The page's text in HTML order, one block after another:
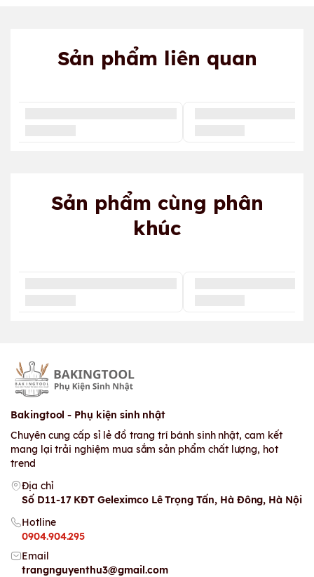
Sản phẩm liên quan
Sản phẩm cùng phân
khúc
Bakingtool - Phụ kiện sinh nhật
Chuyên cung cấp sỉ lẻ đồ trang trí bánh sinh nhật, cam kết
mang lại trải nghiệm mua sắm sản phẩm chất lượng, hot
trend
Địa chỉ
Số D11-17 KĐT Geleximco Lê Trọng Tấn, Hà Đông, Hà Nội
Hotline
0904.904.295
Email
trangnguyenthu3@gmail.com